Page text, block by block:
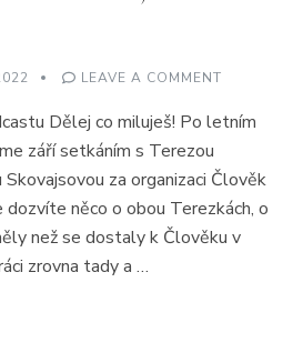
LEAVE A COMMENT
MILUJEŠ
ČLOVĚK
V
TÍSNI
–
TEREZA
Dělej co miluješ! Po letním
září setkáním s Terezou
za organizaci Člověk
něco o obou Terezkách, o
než se dostaly k Člověku v
zrovna tady a …